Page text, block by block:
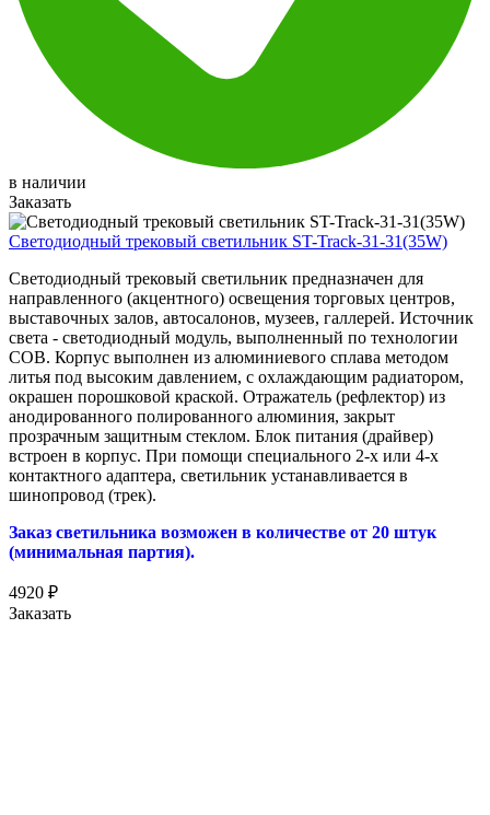
в наличии
Заказать
Светодиодный трековый светильник ST-Track-31-31(35W)
Светодиодный трековый светильник предназначен для
направленного (акцентного) освещения торговых центров,
выставочных залов, автосалонов, музеев, галлерей. Источник
света - светодиодный модуль, выполненный по технологии
COB. Корпус выполнен из алюминиевого сплава методом
литья под высоким давлением, с охлаждающим радиатором,
окрашен порошковой краской. Отражатель (рефлектор) из
анодированного полированного алюминия, закрыт
прозрачным защитным стеклом. Блок питания (драйвер)
встроен в корпус. При помощи специального 2-х или 4-х
контактного адаптера, светильник устанавливается в
шинопровод (трек).
Заказ светильника возможен в количестве от 20 штук
(минимальная партия).
4920 ₽
Заказать